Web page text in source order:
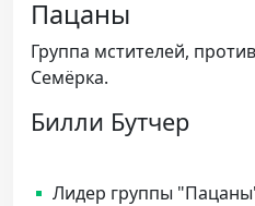
Пацаны
Группа мстителей,
Семёрка.
Билли Бутчер
Лидер группы